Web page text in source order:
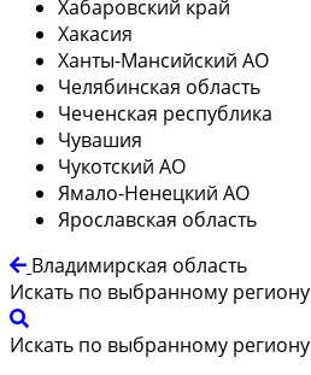
Хабаровский край
Хакасия
Ханты-Мансийский АО
Челябинская область
Чеченская республика
Чувашия
Чукотский АО
Ямало-Ненецкий АО
Ярославская область
Владимирская область
Искать по выбранному региону
Искать по выбранному региону